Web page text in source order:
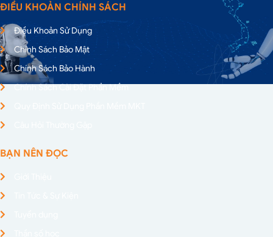
ĐIỀU KHOẢN CHÍNH SÁCH
Điều Khoản Sử Dụng
Chính Sách Bảo Mật
Chính Sách Bảo Hành
Chính Sách Cài Đặt Phần Mềm
BẠN NÊN ĐỌC